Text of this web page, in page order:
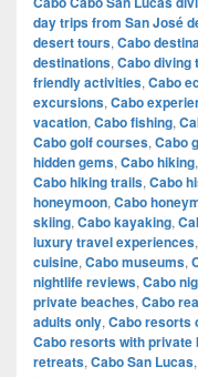
day trips from San José
desert tours, Cabo
destinations, Cabo diving
friendly activities, Cabo
excursions, Cabo
vacation, Cabo fishing,
Cabo golf courses, Cabo
hidden gems, Cabo hiking,
Cabo hiking trails, Cabo
honeymoon, Cabo
skiing, Cabo kayaking,
luxury travel experiences,
cuisine, Cabo museums,
nightlife reviews, Cabo
private beaches, Cabo
adults only, Cabo resorts
Cabo resorts with private
retreats, Cabo San Lucas,